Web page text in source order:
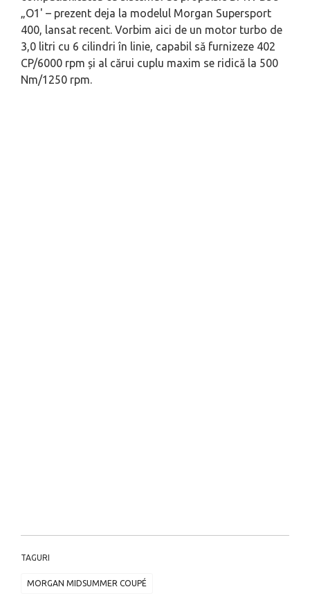
„O1' – prezent deja la modelul Morgan Supersport
400, lansat recent. Vorbim aici de un motor turbo de
3,0 litri cu 6 cilindri în linie, capabil să furnizeze 402
CP/6000 rpm și al cărui cuplu maxim se ridică la 500
Nm/1250 rpm.
TAGURI
MORGAN MIDSUMMER COUPÉ